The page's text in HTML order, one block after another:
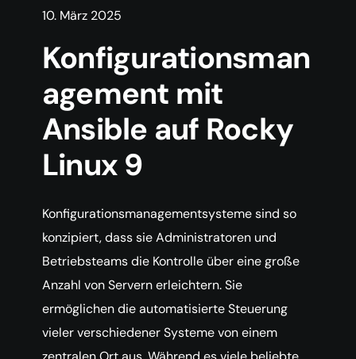
10. März 2025
Konfigurationsman
agement mit
Ansible auf Rocky
Linux 9
Konfigurationsmanagementsysteme sind so
konzipiert, dass sie Administratoren und
Betriebsteams die Kontrolle über eine große
Anzahl von Servern erleichtern. Sie
ermöglichen die automatisierte Steuerung
vieler verschiedener Systeme von einem